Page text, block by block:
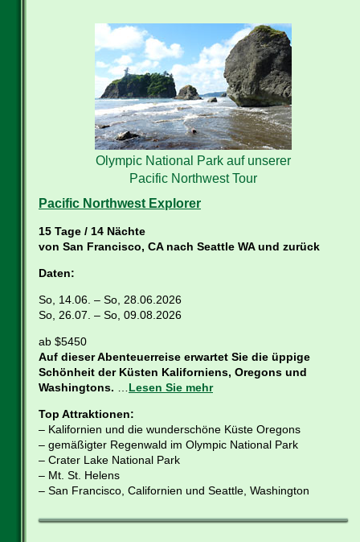
Olympic National Park auf unserer
Pacific Northwest Tour
Pacific Northwest Explorer
15 Tage / 14 Nächte
von San Francisco, CA nach Seattle WA und zurück
Daten:
So, 14.06. – So, 28.06.2026
So, 26.07. – So, 09.08.2026
ab $5450
Auf dieser Abenteuerreise erwartet Sie die üppige
Schönheit der Küsten Kaliforniens, Oregons und
Washingtons.
Lesen Sie mehr
Top Attraktionen:
– Kalifornien und die wunderschöne Küste Oregons
– gemäßigter Regenwald im Olympic National Park
– Crater Lake National Park
– Mt. St. Helens
– San Francisco, Californien und Seattle, Washington